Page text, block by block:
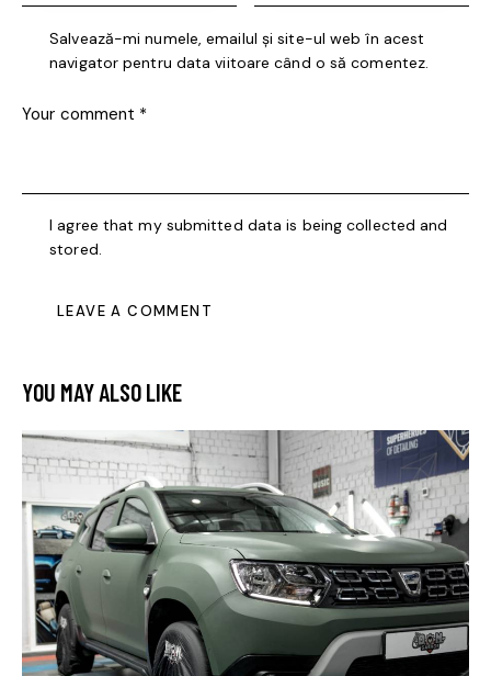
Salvează-mi numele, emailul și site-ul web în acest
navigator pentru data viitoare când o să comentez.
I agree that my submitted data is being collected and
stored.
YOU MAY ALSO LIKE